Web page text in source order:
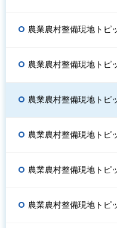
農業農村整備現地トピ
農業農村整備現地トピ
農業農村整備現地トピ
農業農村整備現地トピ
農業農村整備現地トピ
農業農村整備現地トピ